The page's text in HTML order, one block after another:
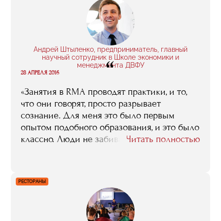
Андрей Штыленко, предприниматель, главный
научный сотрудник в Школе экономики и
менеджмента ДВФУ
“
28 АПРЕЛЯ 2016
«Занятия в RMA проводят практики, и то,
что они говорят, просто разрывает
сознание. Для меня это было первым
опытом подобного образования, и это было
классно. Люди не забивали сознание
менеджерами ключевых компаний
индустрии важна сама по себе. Это
общение не просто дало мне контакты, оно
Читать полностью
РЕСТОРАНЫ